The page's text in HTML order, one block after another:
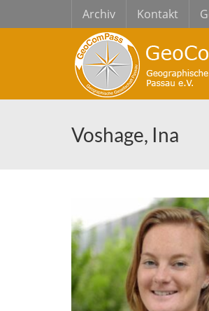
Archiv Kontakt
Voshage, Ina